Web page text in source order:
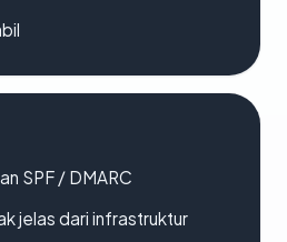
SPF / DMARC
jelas dari infrastruktur